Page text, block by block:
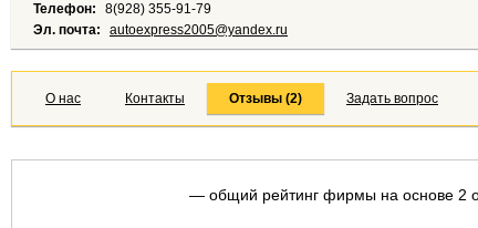
Телефон:
8(928) 355-91-79
Эл. почта:
autoexpress2005@yandex.ru
О нас Контакты Отзывы (2) Задать вопрос
— общий рейтинг фирмы на основе 2